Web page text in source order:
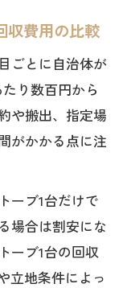
収費用の比較
ごとに自治体が
り数百円から
や搬出、指定場
がかかる点に注
ーブ1台だけで
場合は割安にな
ーブ1台の回収
立地条件によっ